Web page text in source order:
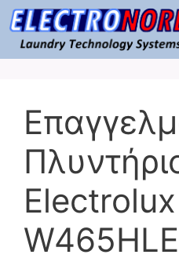
Μετάβαση
σε
περιεχόμενο
Electrolux